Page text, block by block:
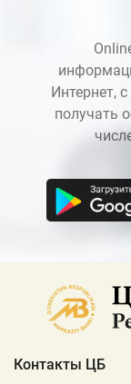
Интернет,
получать
Контакты ЦБ